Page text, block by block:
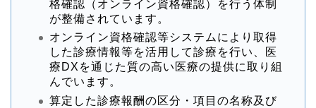
格確認（オンライン資格確認）を行う体制
が整備されています。
オンライン資格確認等システムにより取得
した診療情報等を活用して診療を行い、医
療DXを通じた質の高い医療の提供に取り組
んでいます。
算定した診療報酬の区分・項目の名称及び